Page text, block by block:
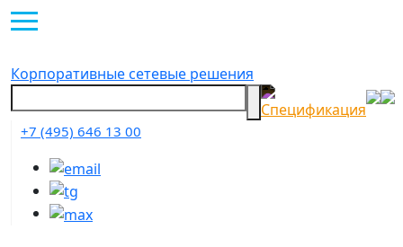
Корпоративные сетевые решения
+7 (495) 646 13 00